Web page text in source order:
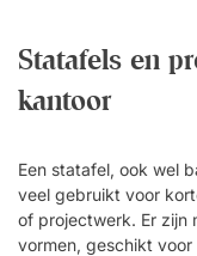
krasbestendig
uitstraling in de loop
perfecte aanvulling
houding en
krasbestendig.
en aan te passen.
Statafels en
kantoor
Een statafel, ook wel
veel gebruikt voor
of projectwerk. Er zijn
vormen, geschikt